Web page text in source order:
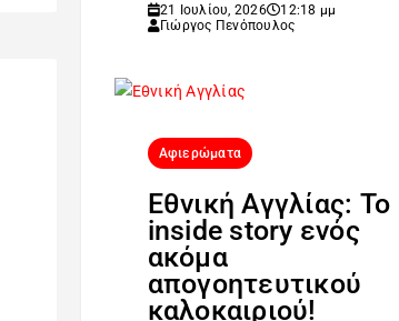
21 Ιουλίου, 2026
12:18 μμ
Γιώργος Πενόπουλος
Αφιερώματα
Εθνική Αγγλίας: Το
inside story ενός
ακόμα
απογοητευτικού
καλοκαιριού!